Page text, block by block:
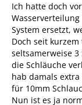
Ich hatte doch
System ersetzt,
Doch seit
seltsamerweise
die Schläuche
hab damals
für 10mm
Nun ist es ja